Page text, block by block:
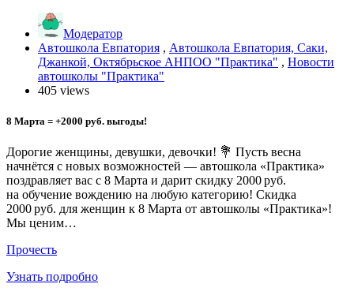
Модератор
Автошкола Евпатория , Автошкола Евпатория, Саки,
Джанкой, Октябрьское АНПОО "Практика" , Новости
автошколы "Практика"
405 views
8 Марта = +2000 руб. выгоды!
Дорогие женщины, девушки, девочки! 💐 Пусть весна
начнётся с новых возможностей — автошкола «Практика»
поздравляет вас с 8 Марта и дарит скидку 2000 руб.
на обучение вождению на любую категорию! Скидка
2000 руб. для женщин к 8 Марта от автошколы «Практика»!
Мы ценим…
Прочесть
Узнать подробно